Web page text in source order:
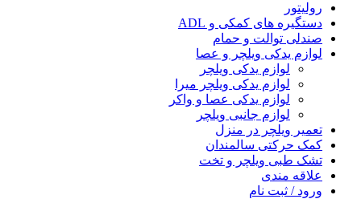
رولیتور
دستگیره های کمکی و ADL
صندلی توالت و حمام
لوازم یدکی ویلچر و عصا
لوازم یدکی ویلچر
لوازم یدکی ویلچر میرا
لوازم یدکی عصا و واکر
لوازم جانبی ویلچر
تعمیر ویلچر در منزل
کمک حرکتی سالمندان
تشک طبی ویلچر و تخت
علاقه مندی
ورود / ثبت نام